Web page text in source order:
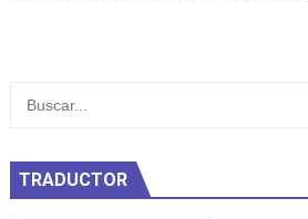
TRADUCTOR